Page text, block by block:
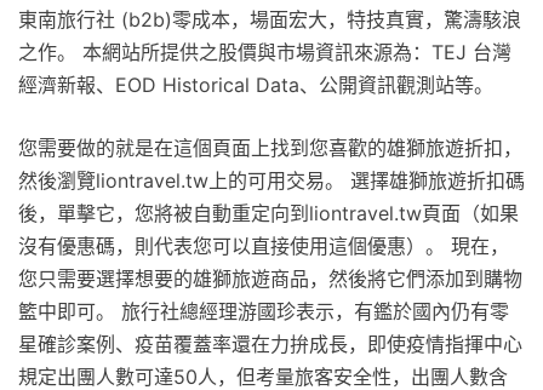
東南旅行社 (b2b)零成本，場面宏大，特技真實，驚濤駭浪
之作。 本網站所提供之股價與市場資訊來源為：TEJ 台灣
經濟新報、EOD Historical Data、公開資訊觀測站等。
您需要做的就是在這個頁面上找到您喜歡的雄獅旅遊折扣，
然後瀏覽liontravel.tw上的可用交易。 選擇雄獅旅遊折扣碼
後，單擊它，您將被自動重定向到liontravel.tw頁面（如果
沒有優惠碼，則代表您可以直接使用這個優惠）。 現在，
您只需要選擇想要的雄獅旅遊商品，然後將它們添加到購物
籃中即可。 旅行社總經理游國珍表示，有鑑於國內仍有零
星確診案例、疫苗覆蓋率還在力拚成長，即使疫情指揮中心
規定出團人數可達50人，但考量旅客安全性，出團人數含